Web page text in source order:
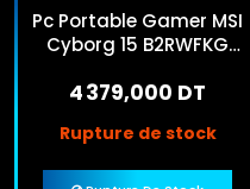
Pc Portable Gamer MSI
Cyborg 15 B2RWFKG
RTX 5060
4 379,000 DT
Rupture de stock